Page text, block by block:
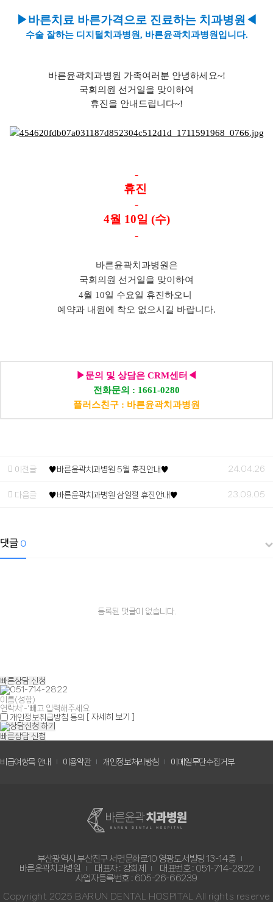
▶바른치료 바른가격으로 진료하는 치과병원◀
수술 잘하는 디지털치과병원, 바른윤곽치과병원입니다.
바른윤곽치과병원 가족여러분 안녕하세요~!
국회의원 선거일을 맞이하여
휴진을 안내드립니다~!
-
휴진
-
4월 10일 (수)
-
바른윤곽치과병원은
국회의원 선거일을 맞이하여
4월 10일 수요일 휴진하오니
예약과 내원에 착오 없으시길 바랍니다.
▶문의 및 상담은 CRM센터◀
전화문의 : 1661-0280
플러스친구 : 바른윤곽치과병원
이전글 ♥바른윤곽치과병원 5월 휴진안내♥ 24.04.26
다음글 ♥바른윤곽치과병원 삼일절 휴진안내♥ 23.09.05
댓글 0
등록된 댓글이 없습니다.
빠른상담 신청
개인정보취급방침 동의 [ 자세히 보기 ]
빠른상담 신청
비급여항목 안내 이용약관 개인정보처리방침 이메일무단수집거부
부산광역시 부산진구 서면문화로10 영광도서빌딩 13-14층
바른윤곽치과병원
대표자 : 강희제
대표번호 : 051-714-2822
사업자등록번호 : 605-26-66239
Copyright 2025 BARUN DENTAL HOSPITAL All rights reserve